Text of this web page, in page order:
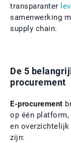
transparanter
samenwerking
supply chain.
De 5
procurement
E-procurement
op één
en
zijn: